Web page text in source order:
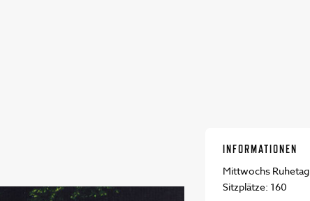
INFORMATIONEN
Mittwochs Ruhetag
Sitzplätze: 160